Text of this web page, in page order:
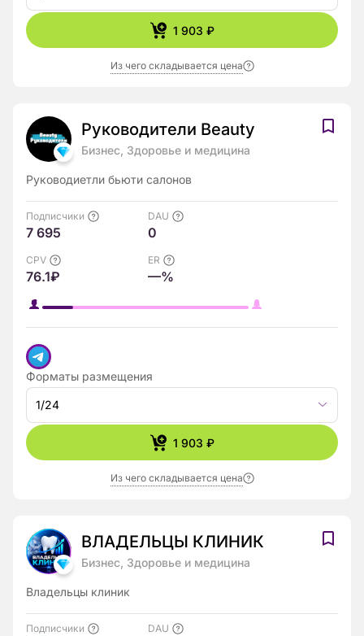
1 903 ₽
Из чего складывается цена
Руководители Beauty
Бизнес, Здоровье и медицина
Руководиетли бьюти салонов
Подписчики
7 695
DAU
0
CPV
76.1₽
ER
—%
Форматы размещения
1/24
1 903 ₽
Из чего складывается цена
ВЛAДЕЛЬЦЫ КЛИНИК
Бизнес, Здоровье и медицина
Владельцы клиник
Подписчики DAU